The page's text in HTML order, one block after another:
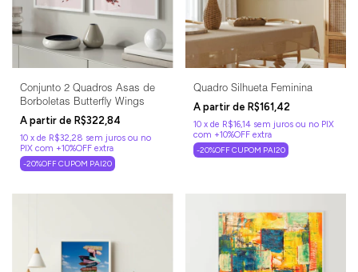
Conjunto 2 Quadros Asas de
Borboletas Butterfly Wings
R$322,84
10 x de R$32,28 sem juros
-20%OFF CUPOM PAI20
Quadro Silhueta Feminina
R$161,42
10 x de R$16,14 sem juros
-20%OFF CUPOM PAI20